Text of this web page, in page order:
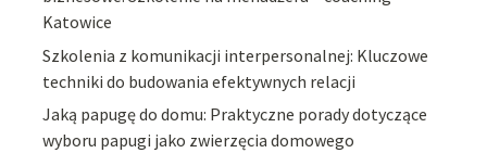
Katowice
Szkolenia z komunikacji interpersonalnej: Kluczowe
techniki do budowania efektywnych relacji
Jaką papugę do domu: Praktyczne porady dotyczące
wyboru papugi jako zwierzęcia domowego